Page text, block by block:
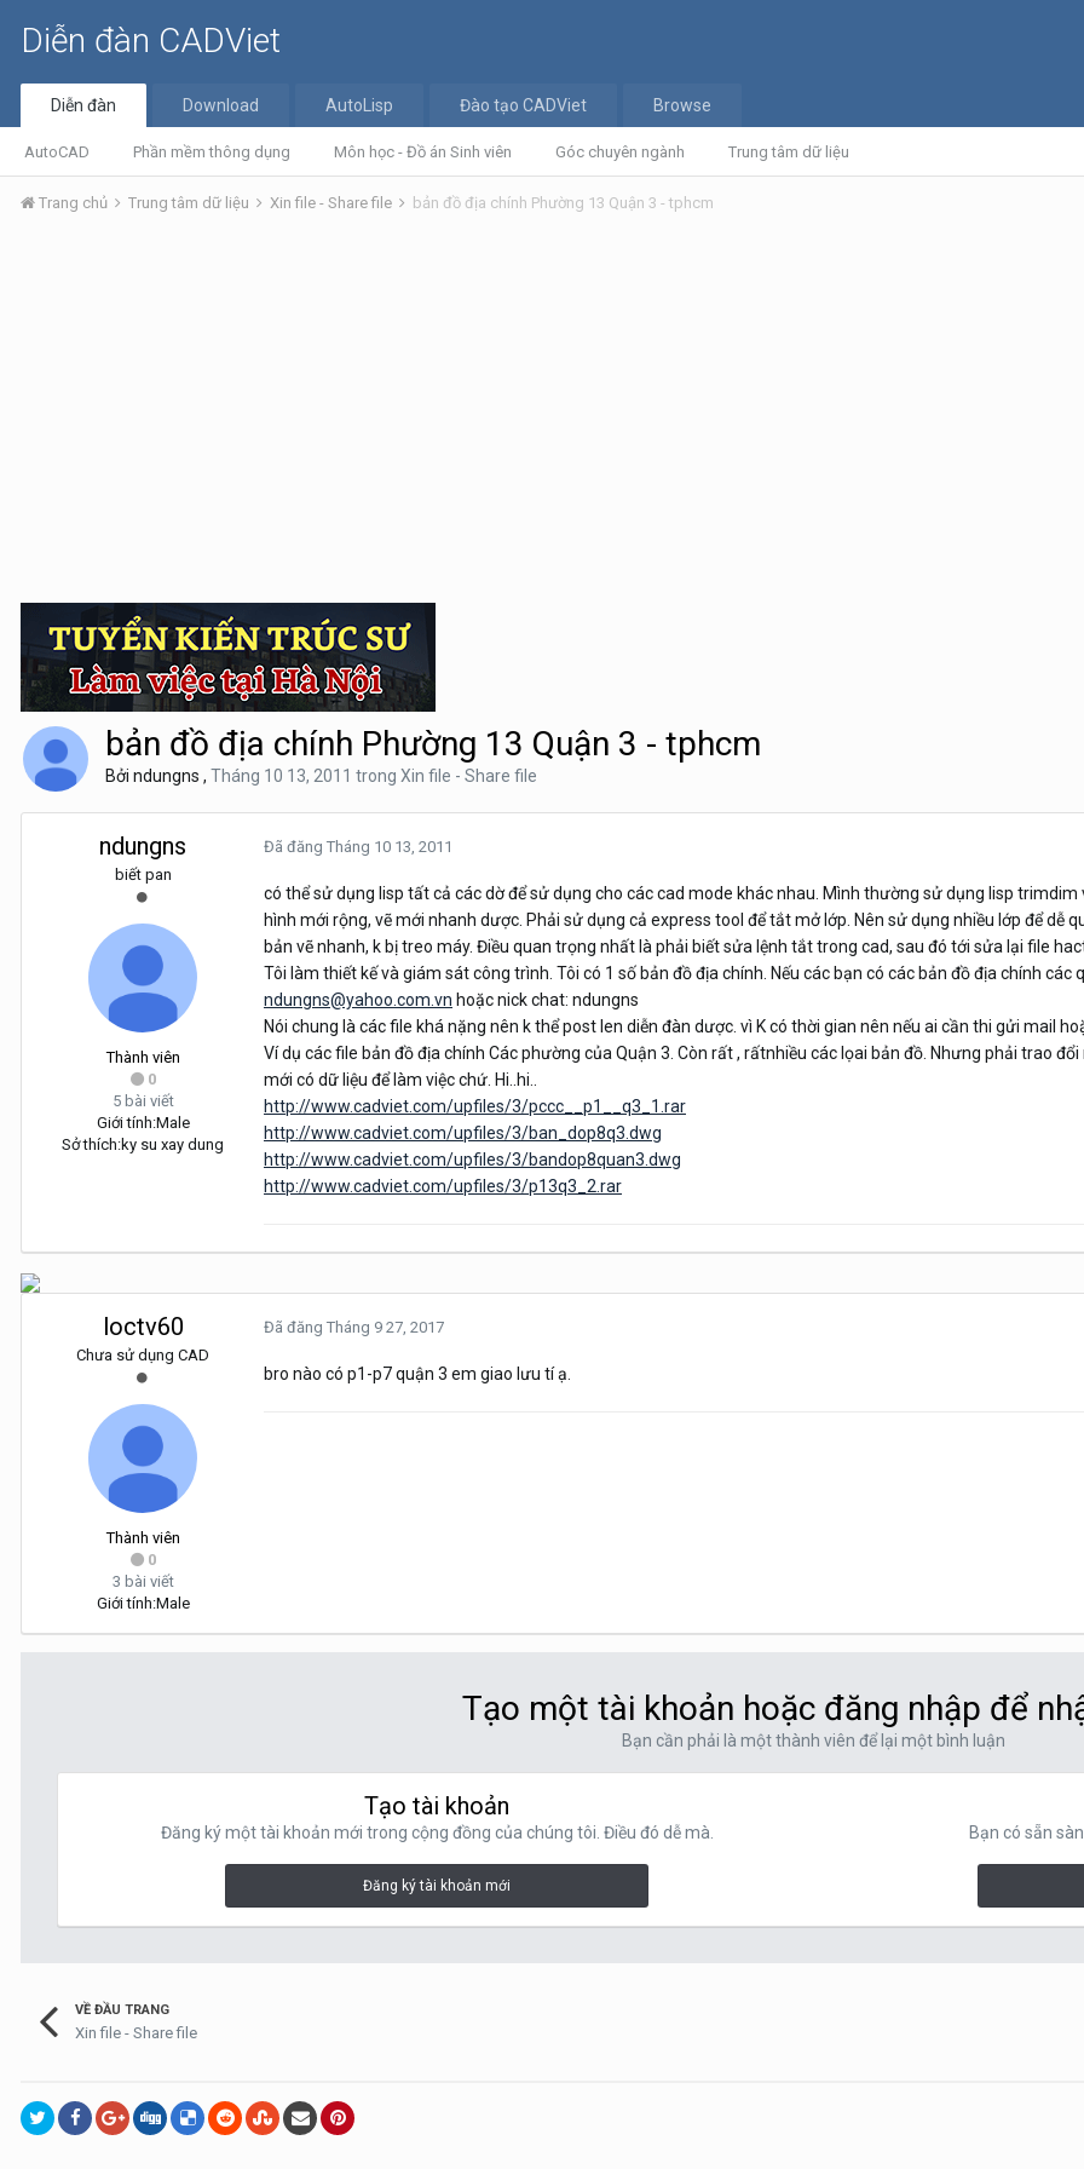
Diễn đàn CADViet
Diễn đàn
AutoCAD Phần mềm thông dụng Môn học - Đồ án Sinh viên Góc chuyên ngành Trung tâm dữ liệu
Download AutoLisp Đào tạo CADViet Browse
Trang chủ Trung tâm dữ liệu Xin file - Share file bản đồ địa chính Phường 13 Quận 3 - tphcm
bản đồ địa chính Phường 13 Quận 3 - tphcm
Bởi ndungns , Tháng 10 13, 2011 trong Xin file - Share file
ndungns
biết pan
Thành viên
0
5 bài viết
Giới tính:Male
Sở thích:ky su xay dung
Đã đăng Tháng 10 13, 2011
có thể sử dụng lisp tất cả các dờ để sử dụng cho các cad mode khác nhau. Mình thường sử dụng lisp
hình mới rộng, vẽ mới nhanh dược. Phải sử dụng cả express tool để tắt mở lớp. Nên sử dụng nhiều lớp để dễ
bản vẽ nhanh, k bị treo máy. Điều quan trọng nhất là phải biết sửa lệnh tắt trong cad, sau đó tới sửa lại file
Tôi làm thiết kế và giám sát công trình. Tôi có 1 số bản đồ địa chính. Nếu các bạn có các bản đồ địa chính
ndungns@yahoo.com.vn hoặc nick chat: ndungns
Nói chung là các file khá nặng nên k thể post len diễn đàn dược. vì K có thời gian nên nếu ai cần thi gửi mail
Ví dụ các file bản đồ địa chính Các phường của Quận 3. Còn rất , rấtnhiều các lọai bản đồ. Nhưng phải trao
mới có dữ liệu để làm việc chứ. Hi..hi..
http://www.cadviet.com/upfiles/3/pccc__p1__q3_1.rar
http://www.cadviet.com/upfiles/3/ban_dop8q3.dwg
http://www.cadviet.com/upfiles/3/bandop8quan3.dwg
http://www.cadviet.com/upfiles/3/p13q3_2.rar
loctv60
Chưa sử dụng CAD
Thành viên
0
3 bài viết
Giới tính:Male
Đã đăng Tháng 9 27, 2017
bro nào có p1-p7 quận 3 em giao lưu tí ạ.
Tạo một tài khoản hoặc đăng nhập để
Bạn cần phải là một thành viên để lại một bình luận
Tạo tài khoản
Đăng ký một tài khoản mới trong cộng đồng của chúng tôi. Điều đó dễ mà.
Đăng ký tài khoản mới
Bạn có sẵn
VỀ ĐẦU TRANG
Xin file - Share file